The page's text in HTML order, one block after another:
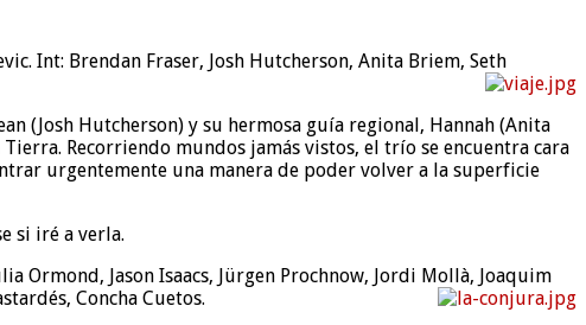
Int: Brendan Fraser, Josh Hutcherson, Anita Briem, Seth
(Josh Hutcherson) y su hermosa guía regional, Hannah (Anita
Recorriendo mundos jamás vistos, el trío se encuentra cara
urgentemente una manera de poder volver a la superficie
si iré a verla.
Ormond, Jason Isaacs, Jürgen Prochnow, Jordi Mollà, Joaquim
Concha Cuetos.